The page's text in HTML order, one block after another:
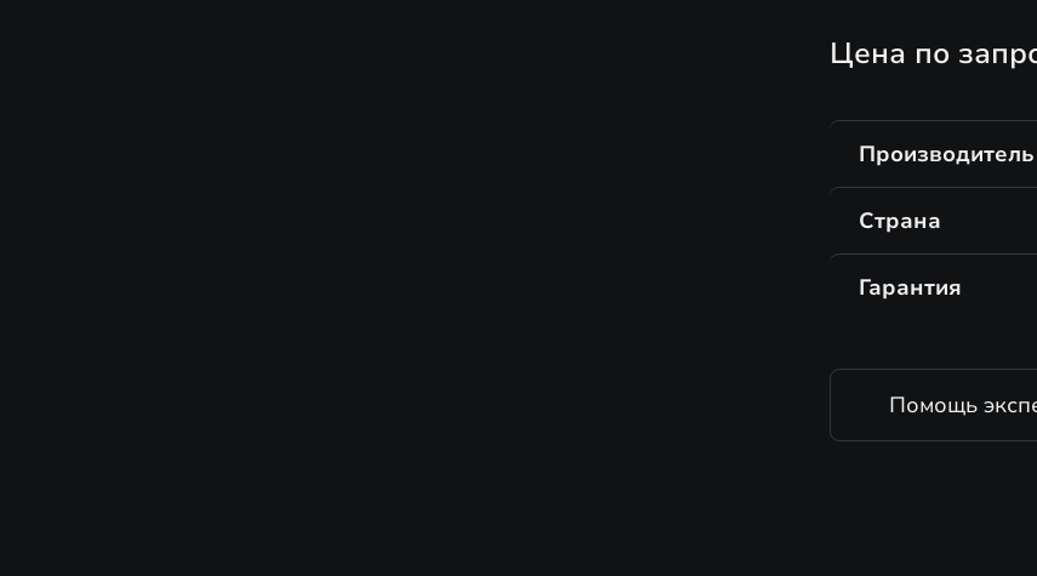
Цена по
Производитель
Страна
Гарантия
Помощь